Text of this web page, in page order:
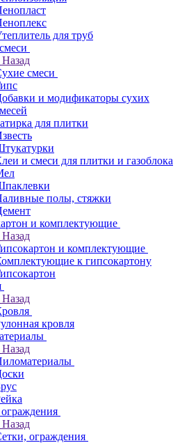
для труб
Назад
смеси
и модификаторы сухих
для плитки
и смеси для плитки и газоблока
полы, стяжки
и комплектующие
Назад
и комплектующие
к гипсокартону
Назад
кровля
Назад
Назад
ограждения